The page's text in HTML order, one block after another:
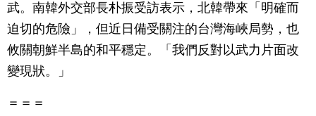
武。南韓外交部長朴振受訪表示，北韓帶來「明確而
迫切的危險」，但近日備受關注的台灣海峽局勢，也
攸關朝鮮半島的和平穩定。「我們反對以武力片面改
變現狀。」
＝＝＝